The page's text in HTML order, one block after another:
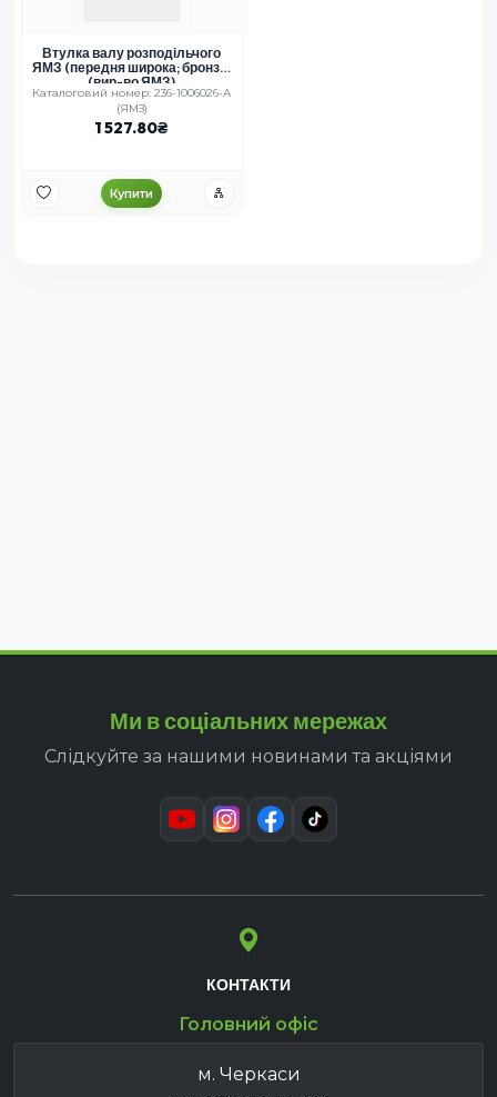
Втулка валу розподільчого
ЯМЗ (передня широка; бронза)
(вир-во ЯМЗ)
Каталоговий номер: 236-1006026-А
(ЯМЗ)
1 527.80
Купити
Ми в соціальних мережах
Слідкуйте за нашими новинами та акціями
КОНТАКТИ
Головний офіс
м. Черкаси